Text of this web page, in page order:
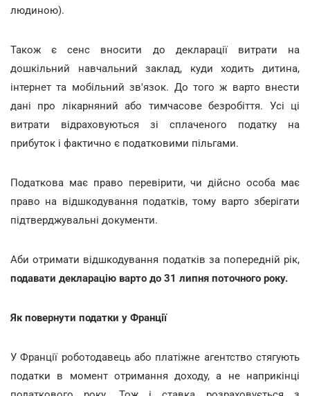
людиною).
Також є сенс вносити до декларації витрати на
дошкільний навчальний заклад, куди ходить дитина,
інтернет та мобільний зв'язок. До того ж варто внести
дані про лікарняний або тимчасове безробіття. Усі ці
витрати відраховуються зі сплаченого податку на
прибуток і фактично є податковими пільгами.
Податкова має право перевірити, чи дійсно особа має
право на відшкодування податків, тому варто зберігати
підтверджувальні документи.
Аби отримати відшкодування податків за попередній рік,
подавати декларацію варто до 31 липня поточного року.
Як повернути податки у Франції
У Франції роботодавець або платіжне агентство стягують
податки в момент отримання доходу, а не наприкінці